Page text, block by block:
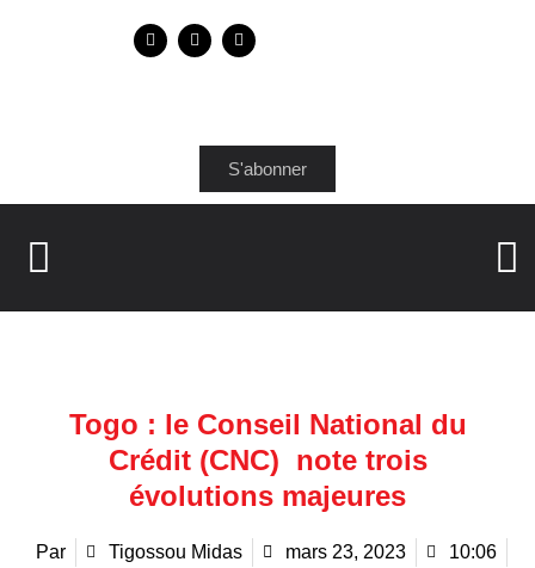
S'abonner
Togo : le Conseil National du
Crédit (CNC) note trois
évolutions majeures
Par Tigossou Midas mars 23, 2023
10:06